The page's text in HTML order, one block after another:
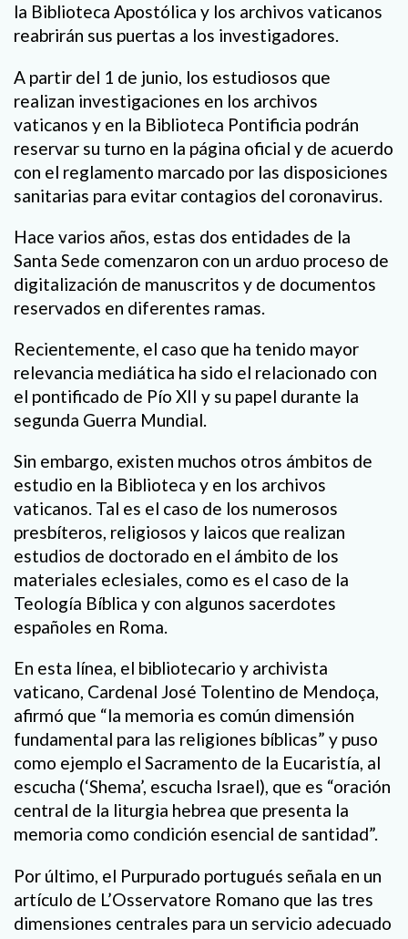
la Biblioteca Apostólica y los archivos vaticanos
reabrirán sus puertas a los investigadores.
A partir del 1 de junio, los estudiosos que
realizan investigaciones en los archivos
vaticanos y en la Biblioteca Pontificia podrán
reservar su turno en la página oficial y de acuerdo
con el reglamento marcado por las disposiciones
sanitarias para evitar contagios del coronavirus.
Hace varios años, estas dos entidades de la
Santa Sede comenzaron con un arduo proceso de
digitalización de manuscritos y de documentos
reservados en diferentes ramas.
Recientemente, el caso que ha tenido mayor
relevancia mediática ha sido el relacionado con
el pontificado de Pío XII y su papel durante la
segunda Guerra Mundial.
Sin embargo, existen muchos otros ámbitos de
estudio en la Biblioteca y en los archivos
vaticanos. Tal es el caso de los numerosos
presbíteros, religiosos y laicos que realizan
estudios de doctorado en el ámbito de los
materiales eclesiales, como es el caso de la
Teología Bíblica y con algunos sacerdotes
españoles en Roma.
En esta línea, el bibliotecario y archivista
vaticano, Cardenal José Tolentino de Mendoça,
afirmó que “la memoria es común dimensión
fundamental para las religiones bíblicas” y puso
como ejemplo el Sacramento de la Eucaristía, al
escucha (‘Shema’, escucha Israel), que es “oración
central de la liturgia hebrea que presenta la
memoria como condición esencial de santidad”.
Por último, el Purpurado portugués señala en un
artículo de L’Osservatore Romano que las tres
dimensiones centrales para un servicio adecuado